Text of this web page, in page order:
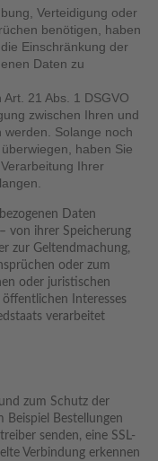
Verteidigung oder
benötigen, haben
Einschränkung der
Daten zu
21 Abs. 1 DSGVO
zwischen Ihren und
Solange noch
haben Sie
Ihrer
Daten
von ihrer Speicherung
zur Geltendmachung,
oder zum
oder juristischen
Interesses
verarbeitet
zum Schutz der
Beispiel Bestellungen
senden, eine SSL-
Verbindung erkennen